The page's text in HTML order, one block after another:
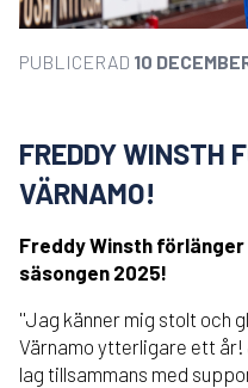
PUBLICERAD 10
FREDDY WINSTH
VÄRNAMO!
Freddy Winsth förlänger
säsongen 2025!
''Jag känner mig stolt och
Värnamo ytterligare ett
lag tillsammans med